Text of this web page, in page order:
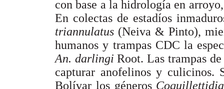
con base a la hidrología en
En colectas de estadíos
triannulatus (Neiva & Pinto),
humanos y trampas CDC la
An. darlingiRoot. Las trampas
capturar anofelinos y culicinos.
Bolívar los géneros